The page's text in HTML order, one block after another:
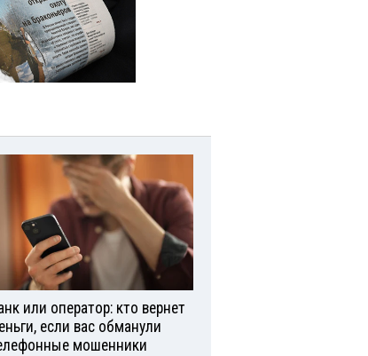
или оператор: кто вернет
если вас обманули
мошенники